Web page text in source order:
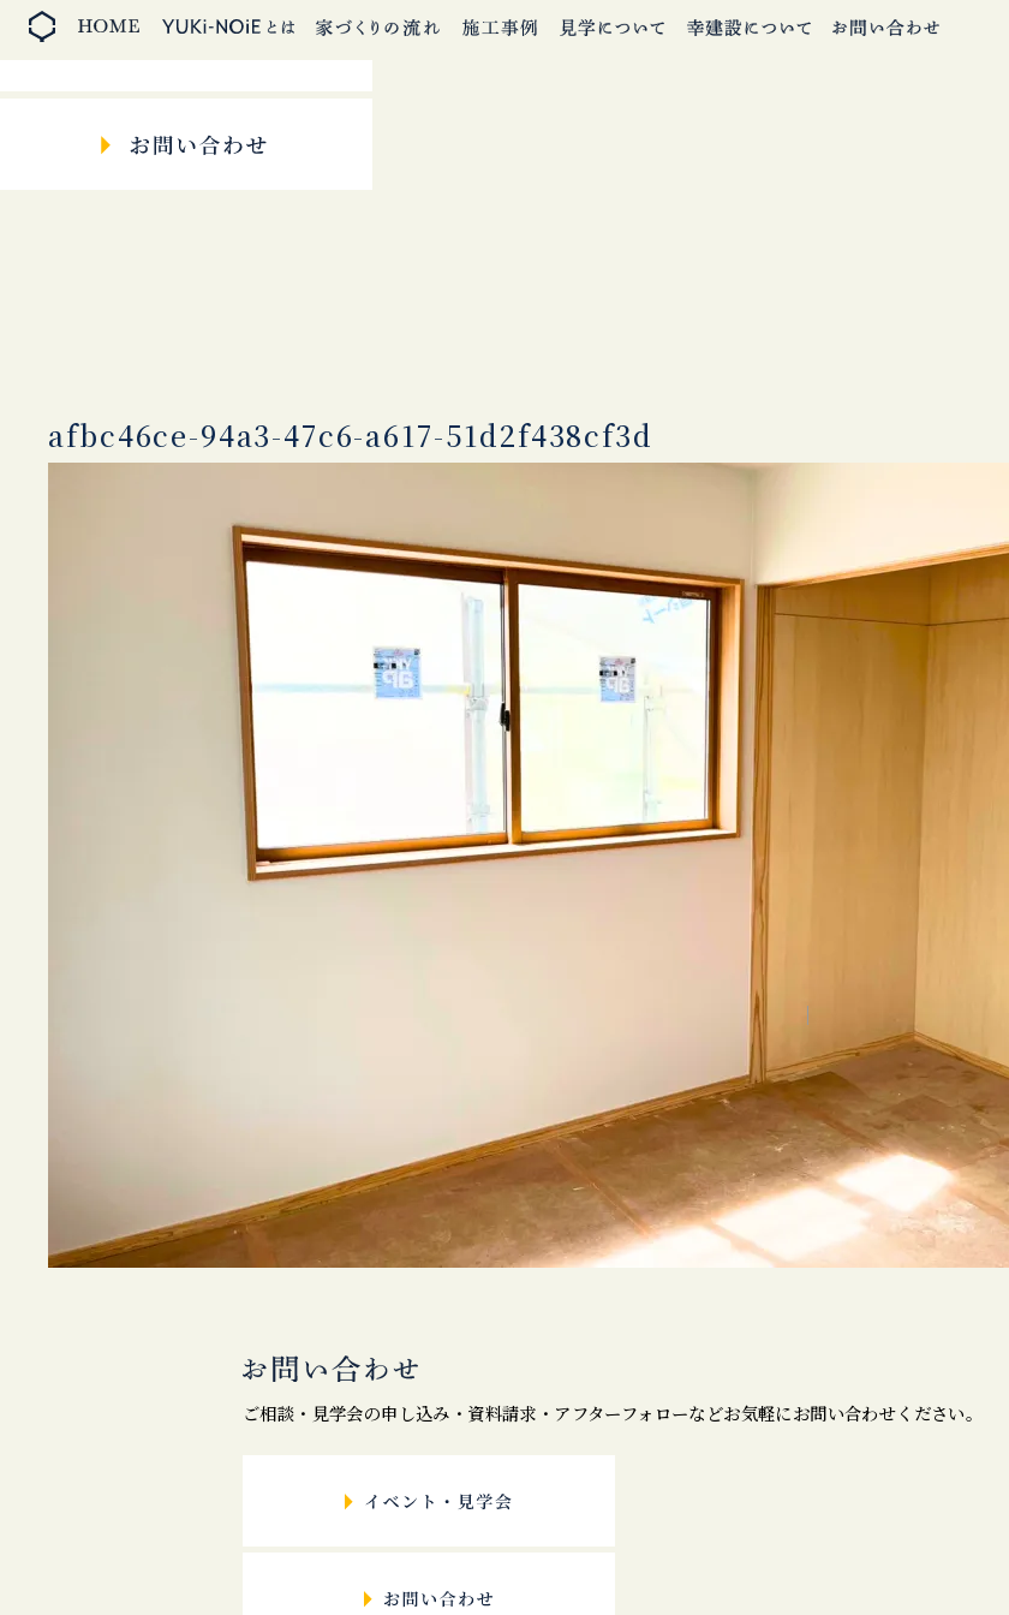
afbc46ce-94a3-47c6-a617-51d2f438cf3d
ご相談・見学会の申し込み・資料請求・アフターフォローなどお気軽にお問い合わせください。